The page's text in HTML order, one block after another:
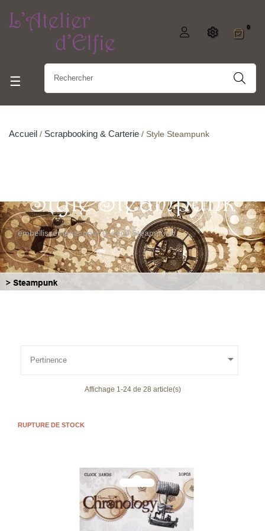
0
Basculer la navigation
☰
Accueil Scrapbooking & Carterie Style Steampunk
Style Steampunk
embellissements pour la déco Steampunk ...
Pertinence 
Affichage 1-24 de 28 article(s)
RUPTURE DE STOCK